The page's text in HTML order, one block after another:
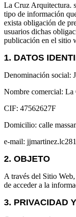
La Cruz Arquitectura.
tipo de información
exista obligación de
usuarios dichas
publicación en el sitio
1. DATOS
Denominación
Nombre comercial: La
CIF: 47562627F
Domicilio: calle
e-mail:
2. OBJETO
A través del Sitio
de acceder a la
3. PRIVACIDAD